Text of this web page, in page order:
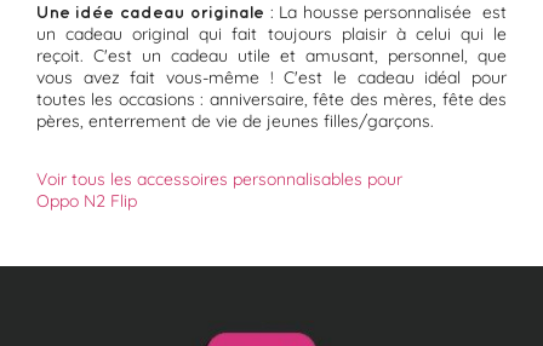
Une idée cadeau originale : La housse personnalisée est
un cadeau original qui fait toujours plaisir à celui qui le
reçoit. C'est un cadeau utile et amusant, personnel, que
vous avez fait vous-même ! C'est le cadeau idéal pour
toutes les occasions : anniversaire, fête des mères, fête des
pères, enterrement de vie de jeunes filles/garçons.
Voir tous les accessoires personnalisables pour
Oppo N2 Flip